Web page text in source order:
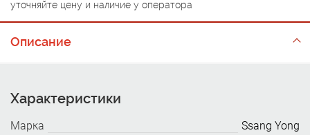
уточняйте цену и наличие у оператора
Описание
Характеристики
Марка Ssang Yong